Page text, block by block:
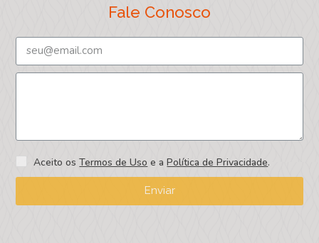
Fale Conosco
Aceito osTermos de Uso e aPolítica de Privacidade.
Enviar